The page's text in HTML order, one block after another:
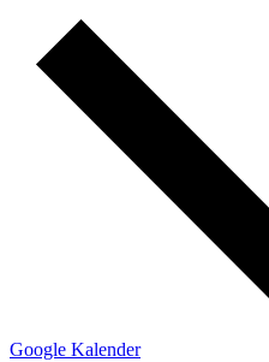
Google Kalender